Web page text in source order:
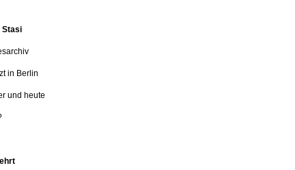
Stasi
in Berlin
und heute